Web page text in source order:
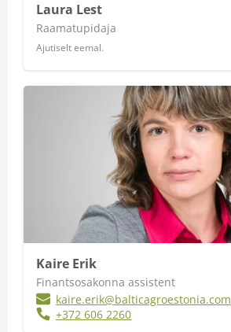
Laura Lest
Raamatupidaja
Ajutiselt eemal.
Kaire Erik
Finantsosakonna assistent
kaire.erik@balticagroestonia.com
+372 606 2260